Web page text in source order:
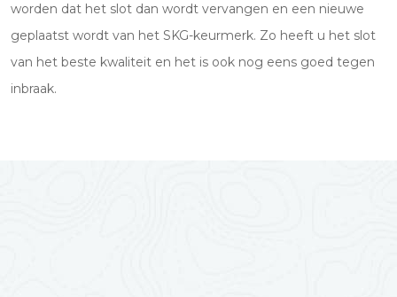
worden dat het slot dan wordt vervangen en een nieuwe
geplaatst wordt van het SKG-keurmerk. Zo heeft u het slot
van het beste kwaliteit en het is ook nog eens goed tegen
inbraak.